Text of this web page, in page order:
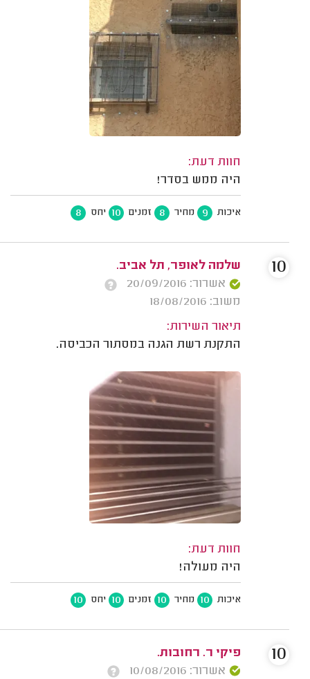
חוות דעת:
היה ממש בסדר!
איכות 9 מחיר 8 זמנים 10 יחס 8
שלמה לאופר, תל אביב.
אשרור: 20/09/2016
משוב: 18/08/2016
תיאור השירות:
התקנת רשת הגנה במסתור הכביסה.
חוות דעת:
היה מעולה!
איכות 10 מחיר 10 זמנים 10 יחס 10
10
פיקי ר. רחובות.
אשרור: 10/08/2016
10